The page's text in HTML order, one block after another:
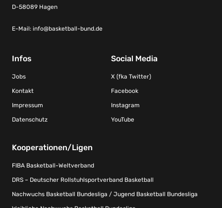
D-58089 Hagen
E-Mail: info@basketball-bund.de
Infos
Jobs
Kontakt
Impressum
Datenschutz
Social Media
X (fka Twitter)
Facebook
Instagram
YouTube
Kooperationen/Ligen
FIBA Basketball-Weltverband
DRS – Deutscher Rollstuhlsportverband Basketball
Nachwuchs Basketball Bundesliga / Jugend Basketball Bundesliga